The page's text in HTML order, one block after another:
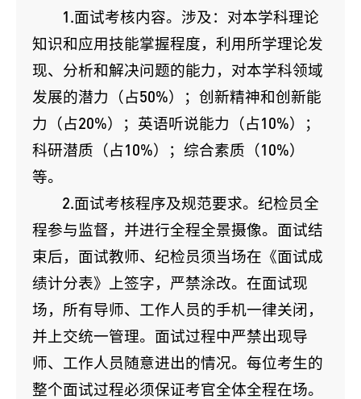
1.面试考核内容。涉及：对本学科理论
知识和应用技能掌握程度，利用所学理论发
现、分析和解决问题的能力，对本学科领域
发展的潜力（占50%）；创新精神和创新能
力（占20%）；英语听说能力（占10%）；
科研潜质（占10%）；综合素质（10%）
等。
2.面试考核程序及规范要求。纪检员全
程参与监督，并进行全程全景摄像。面试结
束后，面试教师、纪检员须当场在《面试成
绩计分表》上签字，严禁涂改。在面试现
场，所有导师、工作人员的手机一律关闭，
并上交统一管理。面试过程中严禁出现导
师、工作人员随意进出的情况。每位考生的
整个面试过程必须保证考官全体全程在场。